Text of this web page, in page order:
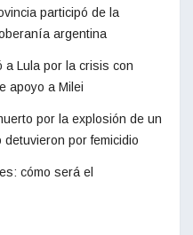
participó de la
argentina
a Lula por la crisis con
apoyo a Milei
por la explosión de un
por femicidio
cómo será el